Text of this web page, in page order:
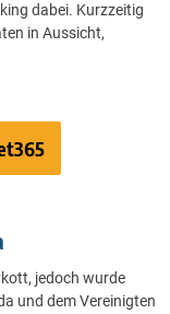
dabei. Kurzzeitig
in Aussicht,
jedoch wurde
und dem Vereinigten